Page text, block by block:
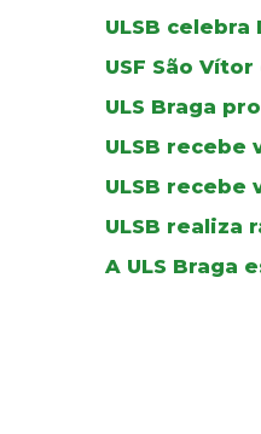
ULSB
USF São
ULS Braga
ULSB recebe
ULSB recebe
ULSB realiza
A ULS Braga